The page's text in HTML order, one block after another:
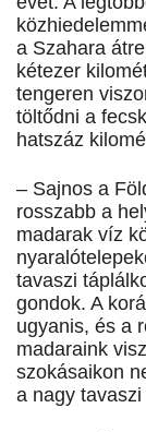
a Szahara
kétezer
tengeren
töltődni a
hatszáz
– Sajnos a
rosszabb a
madarak víz
tavaszi
gondok. A
ugyanis, és a
madaraink
szokásaikon
a nagy